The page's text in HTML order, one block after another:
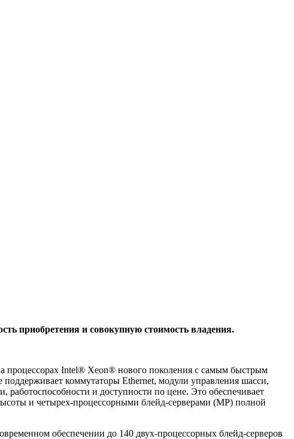
приобретения и совокупную стоимость владения.
процессорах Intel® Xeon® нового поколения с самым быстрым
коммутаторы Ethernet, модули управления шасси,
и доступности по цене. Это обеспечивает
и четырех-процессорными блейд-серверами (MP) полной
обеспечении до 140 двух-процессорных блейд-серверов